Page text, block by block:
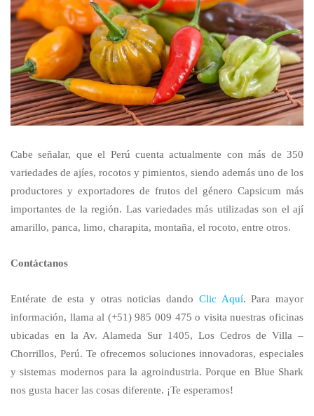
Cabe señalar, que el Perú cuenta actualmente con más de 350
variedades de ajíes, rocotos y pimientos, siendo además uno de los
productores y exportadores de frutos del género Capsicum más
importantes de la región. Las variedades más utilizadas son el ají
amarillo, panca, limo, charapita, montaña, el rocoto, entre otros.
Contáctanos
Entérate de esta y otras noticias dando Clic Aquí. Para mayor
información, llama al (+51) 985 009 475 o visita nuestras oficinas
ubicadas en la Av. Alameda Sur 1405, Los Cedros de Villa –
Chorrillos, Perú. Te ofrecemos soluciones innovadoras, especiales
y sistemas modernos para la agroindustria. Porque en Blue Shark
nos gusta hacer las cosas diferente. ¡Te esperamos!